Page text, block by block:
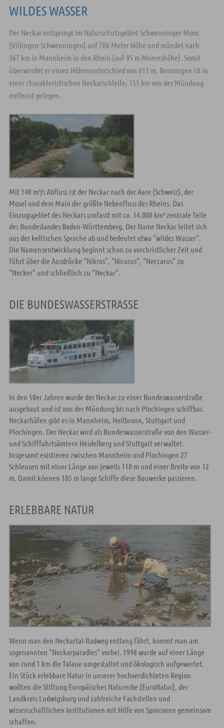
WILDES WASSER
Der Neckar entspringt im Naturschutzgebiet Schwenninger-Moos
(Villingen-Schwenningen) auf 706 Meter Höhe und mündet nach
367 km in Mannheim in den Rhein (auf 95 m Meereshöhe). Somit
überwindet er einen Höhenunterschied von 611 m. Benningen ist in
einer charakteristischen Neckarschleife, 155 km von der Mündung
entfernt gelegen.
Mit 140 m³/s Abfluss ist der Neckar nach der Aare (Schweiz), der
Mosel und dem Main der größte Nebenfluss des Rheins. Das
Einzugsgebiet des Neckars umfasst mit ca. 14.000 km² zentrale Teile
des Bundeslandes Baden-Württemberg. Der Name Neckar leitet sich
aus der keltischen Sprache ab und bedeutet etwa "wildes Wasser".
Die Namensentwicklung beginnt schon zu vorchristlicher Zeit und
führt über die Ausdrücke "Nikros", "Nicarus", "Neccarus" zu
"Necker" und schließlich zu "Neckar".
DIE BUNDESWASSERSTRASSE
In den 50er Jahren wurde der Neckar zu einer Bundeswasserstraße
ausgebaut und ist von der Mündung bis nach Plochingen schiffbar.
Neckarhäfen gibt es in Mannheim, Heilbronn, Stuttgart und
Plochingen. Der Neckar wird als Bundeswasserstraße von den Wasser-
und Schifffahrtsämtern Heidelberg und Stuttgart verwaltet.
Insgesamt existieren zwischen Mannheim und Plochingen 27
Schleusen mit einer Länge von jeweils 110 m und einer Breite von 12
m. Damit können 105 m lange Schiffe diese Bauwerke passieren.
ERLEBBARE NATUR
Wenn man den Neckartal-Radweg entlang fährt, kommt man am
sogenannten "Neckarparadies" vorbei. 1998 wurde auf einer Länge
von rund 1 km die Talaue umgestaltet und ökologisch aufgewertet.
Ein Stück erlebbare Natur in unserer hochverdichteten Region
wollten die Stiftung Europäisches Naturerbe (EuroNatur), der
Landkreis Ludwigsburg und zahlreiche Fachstellen und
wissenschaftlichen Institutionen mit Hilfe von Sponsoren gemeinsam
schaffen.